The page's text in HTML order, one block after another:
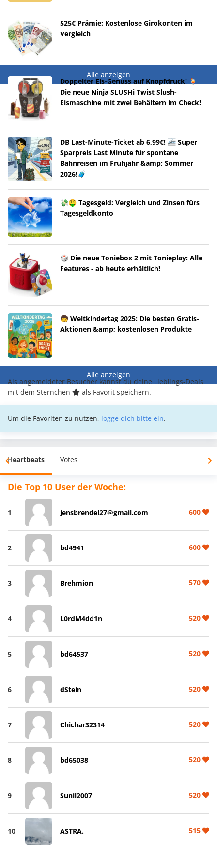
525€ Prämie: Kostenlose Girokonten im
Vergleich
Alle anzeigen
Doppelter Eis-Genuss auf Knopfdruck! 🍹
Die neue Ninja SLUSHi Twist Slush-
Eismaschine mit zwei Behältern im Check!
DB Last-Minute-Ticket ab 6,99€! 🚈 Super
Sparpreis Last Minute für spontane
Bahnreisen im Frühjahr &amp; Sommer
2026!🧳
💸🤑 Tagesgeld: Vergleich und Zinsen fürs
Tagesgeldkonto
🎲 Die neue Toniebox 2 mit Tonieplay: Alle
Features - ab heute erhältlich!
🧒 Weltkindertag 2025: Die besten Gratis-
Aktionen &amp; kostenlosen Produkte
Alle anzeigen
Als angemeldeter Besucher kannst du deine Lieblings-Deals
mit dem Sternchen
als Favorit speichern.
Um die Favoriten zu nutzen, logge dich bitte ein.
Heartbeats Votes
Die Top 10 User der Woche:
1 jensbrendel27@gmail.com 600
2 bd4941 600
3 Brehmion 570
4 L0rdM4dd1n 520
5 bd64537 520
6 dStein 520
7 Chichar32314 520
8 bd65038 520
9 Sunil2007 520
10 ASTRA. 515